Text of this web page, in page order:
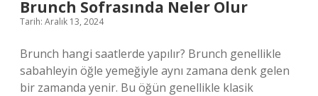
Brunch Sofrasında Neler Olur
Tarih: Aralık 13, 2024
Brunch hangi saatlerde yapılır? Brunch genellikle
sabahleyin öğle yemeğiyle aynı zamana denk gelen
bir zamanda yenir. Bu öğün genellikle klasik